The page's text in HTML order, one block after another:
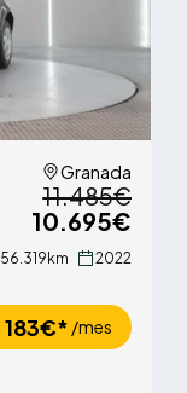
Granada
11.485€
10.695€
56.319km 2022
183€* /mes